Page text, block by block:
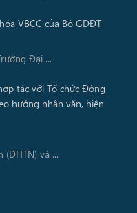
Đại ...
(ĐHTN) và ...